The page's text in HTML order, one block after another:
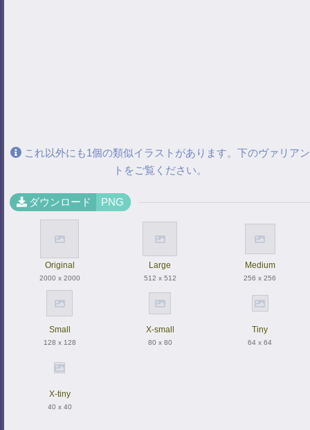
これ以外にも1個の類似イラストがあります。下のヴァリアン
トをご覧ください。
ダウンロード PNG
Original
2000 x 2000
Large
512 x 512
Medium
256 x 256
Small
128 x 128
X-small
80 x 80
Tiny
64 x 64
X-tiny
40 x 40